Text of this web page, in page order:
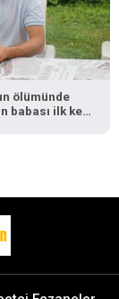
ölümünde
babası ilk kez